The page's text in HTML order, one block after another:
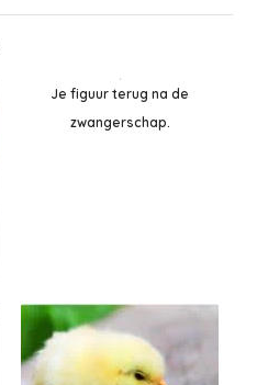
Je figuur terug na de
zwangerschap.